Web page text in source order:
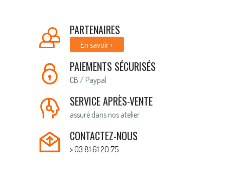
PARTENAIRES
En savoir +
PAIEMENTS SÉCURISÉS
CB / Paypal
SERVICE APRÈS-VENTE
assuré dans nos atelier
CONTACTEZ-NOUS
> 03 81 61 20 75